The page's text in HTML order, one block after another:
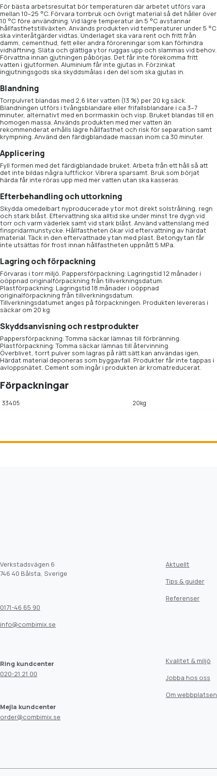
För bästa arbetsresultat bör temperaturen där arbetet utförs vara
mellan 10–25 °C. Förvara torrbruk och övrigt material så det håller över
10 °C före användning. Vid lägre temperatur än 5 °C avstannar
hållfasthetstillväxten. Används produkten vid temperaturer under 5 °C
ska vinteråtgärder vidtas. Underlaget ska vara rent och fritt från
damm, cementhud, fett eller andra föroreningar som kan förhindra
vidhäftning. Släta och glättiga ytor ruggas upp och slammas vid behov.
Förvattna innan gjutningen påbörjas. Det får inte förekomma fritt
vatten i gjutformen. Aluminium får inte gjutas in. Förzinkat
ingjutningsgods ska skyddsmålas i den del som ska gjutas in.
Blandning
Torrpulvret blandas med 2,6 liter vatten (13 %) per 20 kg säck.
Blandningen utförs i tvångsblandare eller frifallsblandare i ca 3–7
minuter, alternativt med en borrmaskin och visp. Bruket blandas till en
homogen massa. Används produkten med mer vatten än
rekommenderat erhålls lägre hållfasthet och risk för separation samt
krympning. Använd den färdigblandade massan inom ca 30 minuter.
Applicering
Fyll formen med det färdigblandade bruket. Arbeta från ett håll så att
det inte bildas några luftfickor. Vibrera sparsamt. Bruk som börjat
härda får inte röras upp med mer vatten utan ska kasseras.
Efterbehandling och uttorkning
Skydda omedelbart nyproducerade ytor mot direkt solstrålning, regn
och stark blåst. Eftervattning ska alltid ske under minst tre dygn vid
torr och varm väderlek samt vid stark blåst. Använd vattenslang med
finspridarmunstycke. Hållfastheten ökar vid eftervattning av härdat
material. Täck in den eftervattnade ytan med plast. Betongytan får
inte utsättas för frost innan hållfastheten uppnått 5 MPa.
Lagring och förpackning
Förvaras i torr miljö. Pappersförpackning: Lagringstid 12 månader i
oöppnad originalförpackning från tillverkningsdatum.
Plastförpackning: Lagringstid 18 månader i oöppnad
originalförpackning från tillverkningsdatum.
Tillverkningsdatumet anges på förpackningen. Produkten levereras i
säckar om 20 kg
Skyddsanvisning och restprodukter
Pappersförpackning: Tomma säckar lämnas till förbränning.
Plastförpackning: Tomma säckar lämnas till återvinning.
Överblivet, torrt pulver som lagras på rätt sätt kan användas igen.
Härdat material deponeras som byggavfall. Produkter får inte tappas i
avloppsnätet. Cement som ingår i produkten är kromatreducerat.
Förpackningar
33405 20kg
Verkstadsvägen 6
746 40 Bålsta, Sverige
0171-46 65 90
info@combimix.se
Ring kundcenter
020-21 21 00
Mejla kundcenter
order@combimix.se
Aktuellt
Tips & guider
Referenser
Kvalitet & miljö
Jobba hos oss
Om webbplatsen